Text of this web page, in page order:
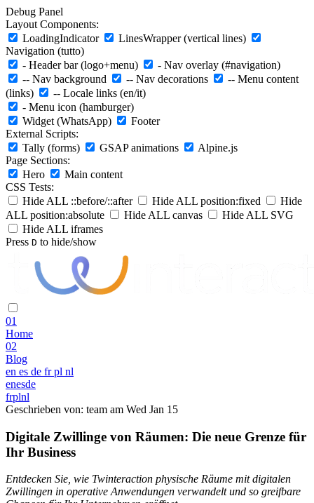
Debug Panel
Layout Components:
LoadingIndicator
LinesWrapper (vertical lines)
Navigation (tutto)
- Header bar (logo+menu)
- Nav overlay (#navigation)
-- Nav background
-- Nav decorations
-- Menu content
(links)
-- Locale links (en/it)
- Menu icon (hamburger)
Widget (WhatsApp)
Footer
External Scripts:
Tally (forms)
GSAP animations
Alpine.js
Page Sections:
Hero
Main content
CSS Tests:
Hide ALL ::before/::after
Hide ALL position:fixed
Hide
ALL position:absolute
Hide ALL canvas
Hide ALL SVG
Hide ALL iframes
Press D to hide/show
01
Home
02
Blog
en es de fr pl nl
enesde
frplnl
Geschrieben von: team am Wed Jan 15
Digitale Zwillinge von Räumen: Die neue Grenze für
Ihr Business
Entdecken Sie, wie Twinteraction physische Räume mit digitalen
Zwillingen in operative Anwendungen verwandelt und so greifbare